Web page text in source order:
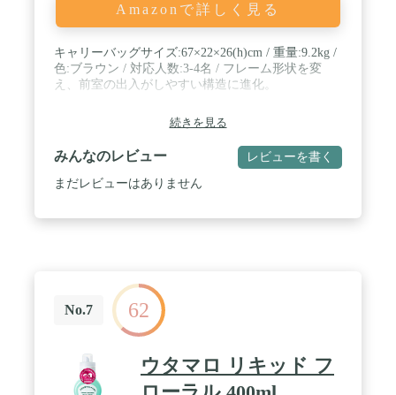
Amazonで詳しく見る
キャリーバッグサイズ:67×22×26(h)cm / 重量:9.2kg /
色:ブラウン / 対応人数:3-4名 / フレーム形状を変
え、前室の出入がしやすい構造に進化。
続きを見る
みんなのレビュー レビューを書く
まだレビューはありません
No.7 62
ウタマロ リキッド フ